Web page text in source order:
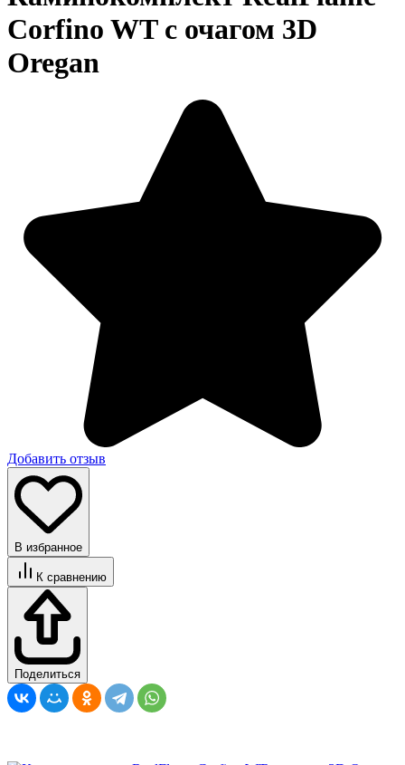
Corfino WT c очагом 3D
Oregan
Добавить отзыв
В избранное
К сравнению
Поделиться